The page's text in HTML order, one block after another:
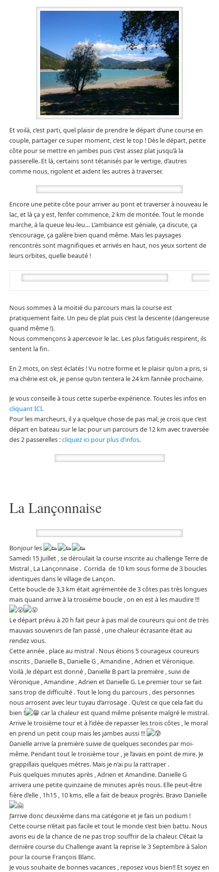
Et voilà, c’est parti, quel plaisir de prendre le départ d’une course en
couple, partager ce super moment, c’est le top ! Dès le départ, petite
côte pour se mettre en jambes puis c’est assez plat jusqu’à la
passerelle. Et là, certains sont tétanisés par le vertige, d’autres
comme nous, rigolent et aident les autres à traverser.
Encore une petite côte pour arriver au pont et traverser à nouveau le
lac, et là ça y est, l’enfer commence, 2 km de montée. Tout le monde
marche, à la queue leu-leu… L’ambiance est géniale, ça discute, ça
s’encourage, ça galère bien quand même. Mais les paysages
rencontrés sont magnifiques et arrivés en haut, nos yeux sortent de
leurs orbites, quelle beauté !
Nous sommes à la moitié du parcours mais la course est
pratiquement faite. Un peu de plat puis c’est la descente (dangereuse
quand même !).
Nous commençons à apercevoir le lac. Les plus fatigués respirent, ils
sentent la fin.
En 2 mots, on s’est éclatés ! Vu notre forme et le plaisir qu’on a pris, si
ma chérie est ok, je pense qu’on tentera le 24 km l’année prochaine.
Je vous conseille à tous cette superbe expérience. Toutes les infos en
cliquant ICI.
Pour les marcheurs, il y a quelque chose de pas mal, je crois que c’est
départ en bateau sur le lac pour un parcours de 12 km avec traversée
des 2 passerelles :cliquez ici pour plus d’infos.
La Lançonnaise
Bonjour les
Samedi 15 Juillet , se déroulait la course inscrite au challenge Terre de
Mistral , La Lançonnaise . Corrida de 10 km sous forme de 3 boucles
identiques dans le village de Lançon.
Cette boucle de 3,3 km était agrémentée de 3 côtes pas très longues
mais quand arrive à la troisième boucle , on en est à les maudire !!!
Le départ prévu à 20 h fait peur à pas mal de coureurs qui ont de très
mauvais souvenirs de l’an passé , une chaleur écrasante était au
rendez vous.
Cette année , place au mistral . Nous étions 5 courageux coureurs
inscrits , Danielle B., Danielle G , Amandine , Adrien et Véronique.
Voilà ,le départ est donné , Danielle B part la première , suivi de
Véronique , Amandine , Adrien et Danielle G. Le premier tour se fait
sans trop de difficulté . Tout le long du parcours , des personnes
nous arrosent avec leur tuyau d’arrosage . Qu’est ce que cela fait du
bien !
car la chaleur est quand même présente malgré le mistral.
Arrive le troisième tour et à l’idée de repasser les trois côtes , le moral
en prend un petit coup mais les jambes aussi !!!
Danielle arrive la première suivie de quelques secondes par moi-
même. Pendant tout le troisième tour , je l’avais en point de mire. Je
grappillais quelques mètres. Mais je n’ai pu la rattraper .
Puis quelques minutes après , Adrien et Amandine. Danielle G
arrivera une petite quinzaine de minutes après nous. Elle peut-être
fière d’elle , 1h15 , 10 kms, elle a fait de beaux progrès. Bravo Danielle
J’arrive donc deuxième dans ma catégorie et je fais un podium !
Cette course n’était pas facile et tout le monde s’est bien battu. Nous
avons eu de la chance de ne pas trop souffrir de la chaleur. C’était la
dernière course du Challenge avant la reprise le 3 Septembre à Salon
pour la course François Blanc.
Je vous souhaite de bonnes vacances , reposez vous bien!! Et soyez en